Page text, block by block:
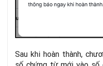
Sau khi hoàn thành,